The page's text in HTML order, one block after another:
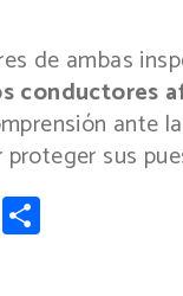
de ambas
conductores
ante
sus
Email